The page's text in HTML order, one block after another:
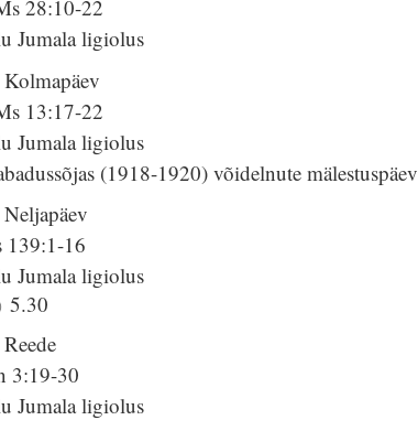
28:10-22
Jumala ligiolus
13:17-22
Jumala ligiolus
(1918-1920) võidelnute mälestuspäev
139:1-16
Jumala ligiolus
5.30
3:19-30
Jumala ligiolus